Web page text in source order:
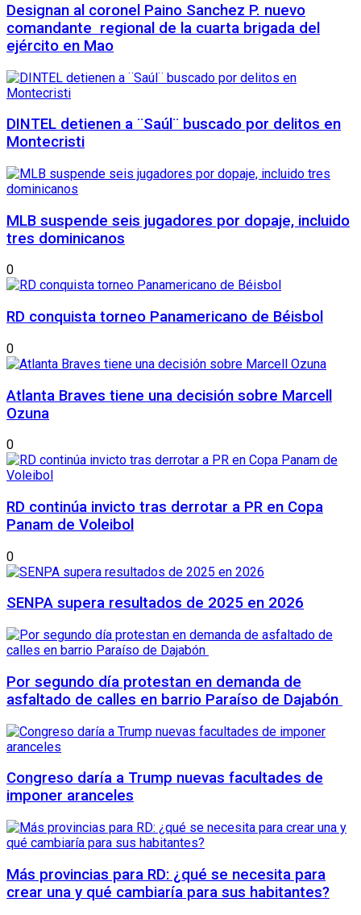
Designan al coronel Paino Sanchez P. nuevo
comandante regional de la cuarta brigada del
ejército en Mao
DINTEL detienen a ¨Saúl¨ buscado por delitos en
Montecristi
MLB suspende seis jugadores por dopaje, incluido
tres dominicanos
0
RD conquista torneo Panamericano de Béisbol
0
Atlanta Braves tiene una decisión sobre Marcell
Ozuna
0
RD continúa invicto tras derrotar a PR en Copa
Panam de Voleibol
0
SENPA supera resultados de 2025 en 2026
Por segundo día protestan en demanda de
asfaltado de calles en barrio Paraíso de Dajabón
Congreso daría a Trump nuevas facultades de
imponer aranceles
Más provincias para RD: ¿qué se necesita para
crear una y qué cambiaría para sus habitantes?